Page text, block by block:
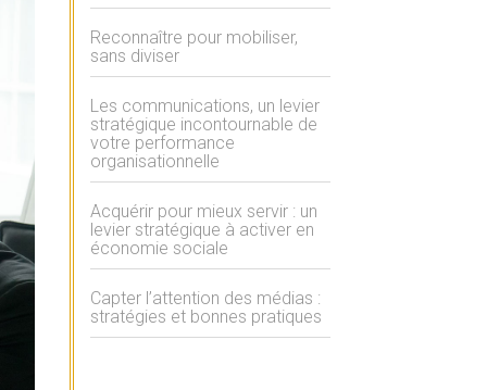
Reconnaître pour mobiliser,
sans diviser
Les communications, un levier
stratégique incontournable de
votre performance
organisationnelle
Acquérir pour mieux servir : un
levier stratégique à activer en
économie sociale
Capter l’attention des médias :
stratégies et bonnes pratiques